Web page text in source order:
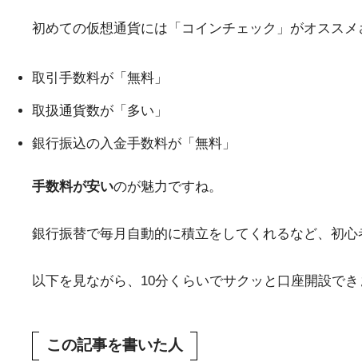
初めての仮想通貨には「コインチェック」がオスス
取引手数料が「無料」
取扱通貨数が「多い」
銀行振込の入金手数料が「無料」
手数料が安いのが魅力ですね。
銀行振替で毎月自動的に積立をしてくれるなど、初
以下を見ながら、10分くらいでサクッと口座開設でき
この記事を書いた人